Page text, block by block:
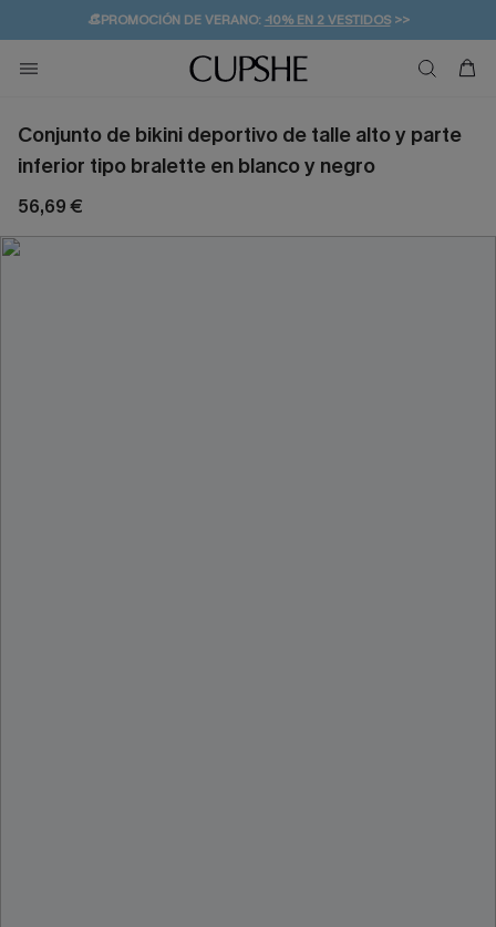
👒PROMOCIÓN DE VERANO:-10% EN 2 VESTIDOS>>
💌¡SUSCRIBIRSE & GANAR -10% EXTRA!
🚚ENVÍO GRATUITO A PARTIR DE 49 € >>
Conjunto de bikini deportivo de talle alto y parte
inferior tipo bralette en blanco y negro
56,69 €